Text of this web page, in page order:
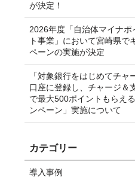
が決定！
2026年度「自治体マイナポ
ト事業」において宮崎県で
ペーンの実施が決定
「対象銀行をはじめてチャ
口座に登録し、チャージ＆
で最大500ポイントもらえ
ンペーン」実施について
カテゴリー
導入事例